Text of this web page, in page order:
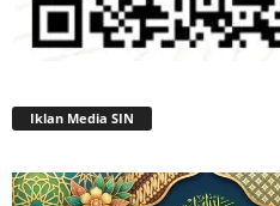
Iklan Media SIN